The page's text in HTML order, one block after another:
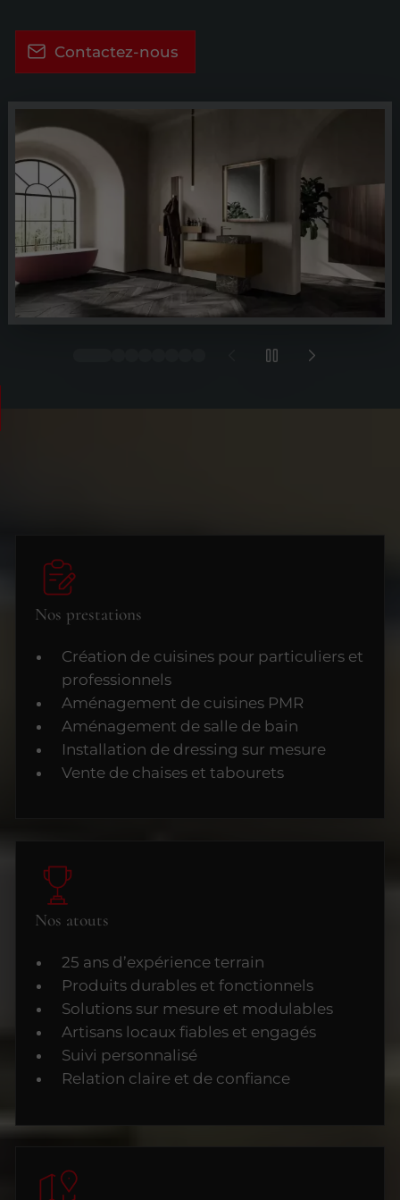
Contactez-nous
Nos prestations
Création de cuisines pour particuliers et
professionnels
Aménagement de cuisines PMR
Aménagement de salle de bain
Installation de dressing sur mesure
Vente de chaises et tabourets
Nos atouts
25 ans d’expérience terrain
Produits durables et fonctionnels
Solutions sur mesure et modulables
Artisans locaux fiables et engagés
Suivi personnalisé
Relation claire et de confiance